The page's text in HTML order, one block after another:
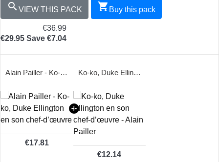
 VIEW THIS PACK  Buy this pack
€36.99
€29.95 Save €7.04
Alain Pailler - Ko-ko, Duke Ellington en son chef-d’œuvre
€17.81
Ko-ko, Duke Ellington en son chef-d’œuvre - Alain Pailler
€12.14